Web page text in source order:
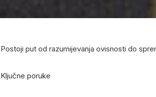
Postoji put od razumijevanja ovisnosti do
Ključne poruke